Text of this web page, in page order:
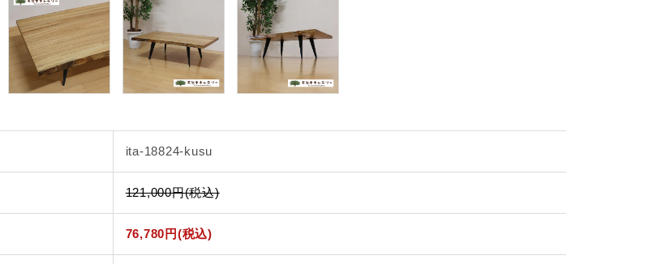
ita-18824-kusu
121,000円(税込)
76,780円(税込)